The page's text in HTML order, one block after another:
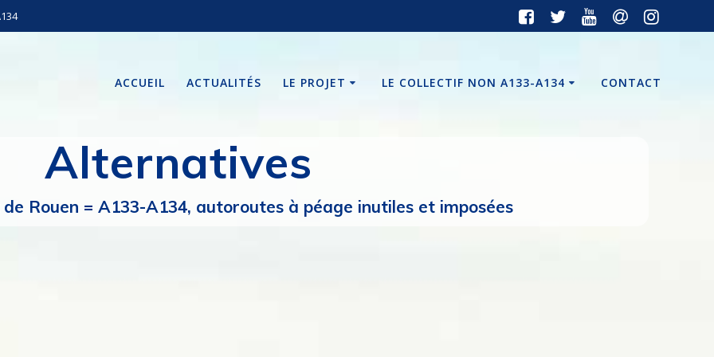
ACCUEIL ACTUALITÉS LE PROJET LE COLLECTIF NON A133-A134 CONTACT
Alternatives
Rouen = A133-A134, autoroutes à péage inutiles et imposées